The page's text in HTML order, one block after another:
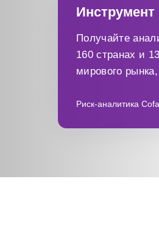
Получайте
160 странах и
мирового
Риск-аналитика